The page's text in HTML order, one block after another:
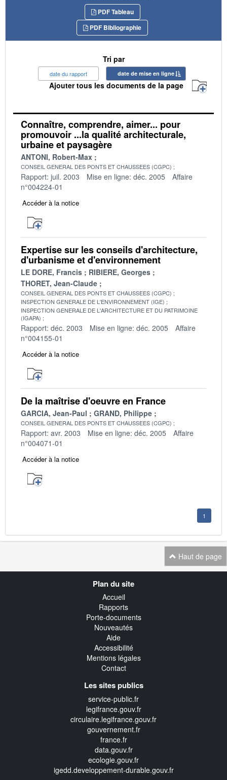
PDF Tableau
PDF Bibliographie
Tri par
date du rapport date de mise en ligne
Ajouter tous les documents de la page
Connaître, comprendre, aimer... pour
promouvoir ...la qualité architecturale,
urbaine et paysagère
ANTONI, Robert-Max
CONSEIL GENERAL DES PONTS ET CHAUSSEES (CGPC)
Rapport: juil. 2003 Mise en ligne: déc. 2005
Affaire
n°004224-01
Accéder à la notice
Expertise sur les conseils d'architecture,
d'urbanisme et d'environnement
LE DORE, Francis
RIBIERE, Georges
THORET, Jean-Claude
CONSEIL GENERAL DES PONTS ET CHAUSSEES (CGPC)
INSPECTION GENERALE DE L'ENVIRONNEMENT (IGE)
INSPECTION GENERALE DE L'ARCHITECTURE ET DU PATRIMOINE
(IGAPA)
Rapport: déc. 2003 Mise en ligne: déc. 2005
Affaire
n°004155-01
Accéder à la notice
De la maîtrise d'oeuvre en France
GARCIA, Jean-Paul GRAND, Philippe
CONSEIL GENERAL DES PONTS ET CHAUSSEES (CGPC)
Rapport: avr. 2003 Mise en ligne: déc. 2005
Affaire
n°004071-01
Accéder à la notice
1
Haut de page
Plan du site
Accueil
Rapports
Porte-documents
Nouveautés
Aide
Accessibilité
Mentions légales
Contact
Les sites publics
service-public.fr
legifrance.gouv.fr
circulaire.legifrance.gouv.fr
gouvernement.fr
france.fr
data.gouv.fr
ecologie.gouv.fr
igedd.developpement-durable.gouv.fr